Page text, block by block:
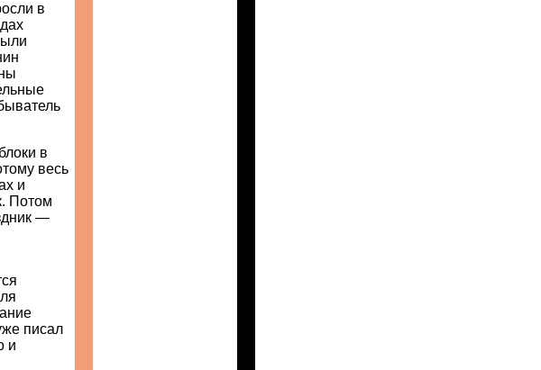
в
в
весь
и
Потом
—
писал
и